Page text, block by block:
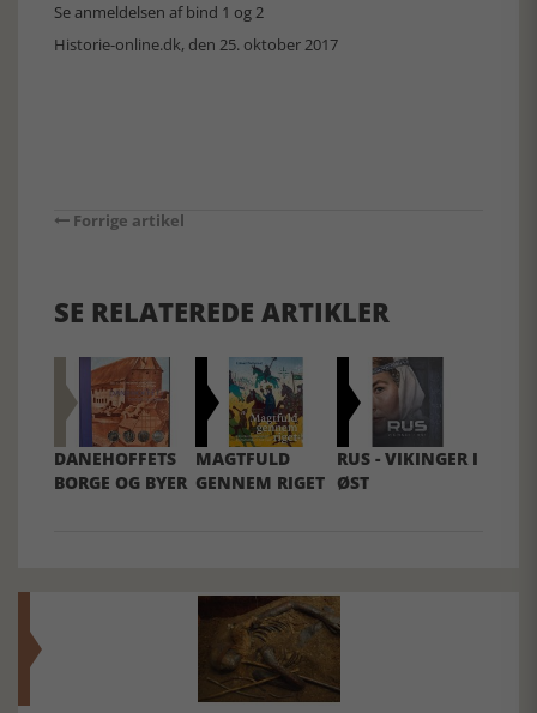
Se anmeldelsen af bind 1 og 2
Historie-online.dk, den 25. oktober 2017
Forrige artikel
SE RELATEREDE ARTIKLER
DANEHOFFETS
BORGE OG BYER
MAGTFULD
GENNEM RIGET
RUS - VIKINGER I
ØST